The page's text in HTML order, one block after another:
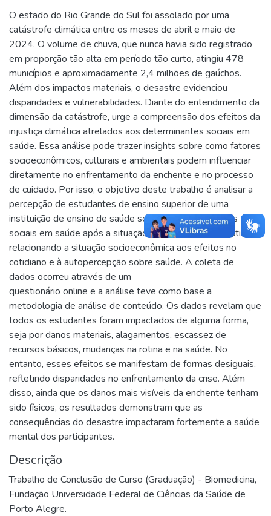
O estado do Rio Grande do Sul foi assolado por uma
catástrofe climática entre os meses de abril e maio de
2024. O volume de chuva, que nunca havia sido registrado
em proporção tão alta em período tão curto, atingiu 478
municípios e aproximadamente 2,4 milhões de gaúchos.
Além dos impactos materiais, o desastre evidenciou
disparidades e vulnerabilidades. Diante do entendimento da
dimensão da catástrofe, urge a compreensão dos efeitos da
injustiça climática atrelados aos determinantes sociais em
saúde. Essa análise pode trazer insights sobre como fatores
socioeconômicos, culturais e ambientais podem influenciar
diretamente no enfrentamento da enchente e no processo
de cuidado. Por isso, o objetivo deste trabalho é analisar a
percepção de estudantes de ensino superior de uma
instituição de ensino de saúde sobre os determinantes
sociais em saúde após a situação de emergência climática,
relacionando a situação socioeconômica aos efeitos no
cotidiano e à autopercepção sobre saúde. A coleta de
dados ocorreu através de um
questionário online e a análise teve como base a
metodologia de análise de conteúdo. Os dados revelam que
todos os estudantes foram impactados de alguma forma,
seja por danos materiais, alagamentos, escassez de
recursos básicos, mudanças na rotina e na saúde. No
entanto, esses efeitos se manifestam de formas desiguais,
refletindo disparidades no enfrentamento da crise. Além
disso, ainda que os danos mais visíveis da enchente tenham
sido físicos, os resultados demonstram que as
consequências do desastre impactaram fortemente a saúde
mental dos participantes.
Descrição
Trabalho de Conclusão de Curso (Graduação) - Biomedicina,
Fundação Universidade Federal de Ciências da Saúde de
Porto Alegre.